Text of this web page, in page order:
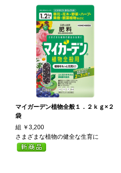
マイガーデン植物全般１．２ｋｇ×２
袋
組 ￥3,200
さまざまな植物の健全な生育に